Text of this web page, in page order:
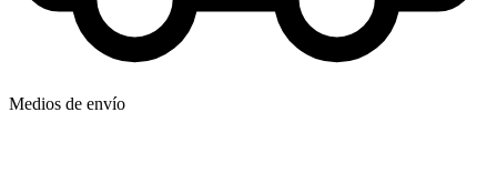
Medios de envío